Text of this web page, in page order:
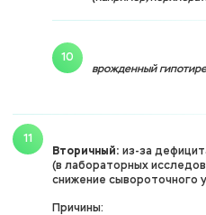
врожденный
Вторичный: из-за
(в лабораторных
снижение сывороточного
Причины: